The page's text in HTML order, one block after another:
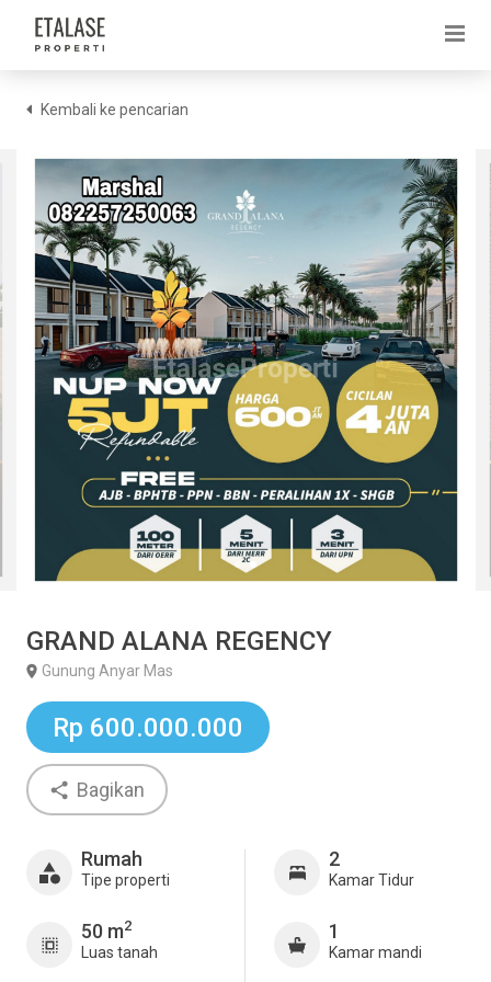
Kembali ke pencarian
GRAND ALANA REGENCY
Gunung Anyar Mas
Rp 600.000.000
Bagikan
Rumah
Tipe properti
50 m2
Luas tanah
2
Kamar Tidur
1
Kamar mandi